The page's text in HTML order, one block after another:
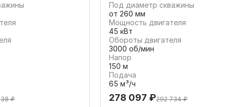
₽
Под диаметр скважины
от 260 мм
Мощность двигателя
45 кВт
Обороты двигателя
3000 об/мин
Напор
150 м
Подача
65 м³/ч
278 097 ₽292 734 ₽